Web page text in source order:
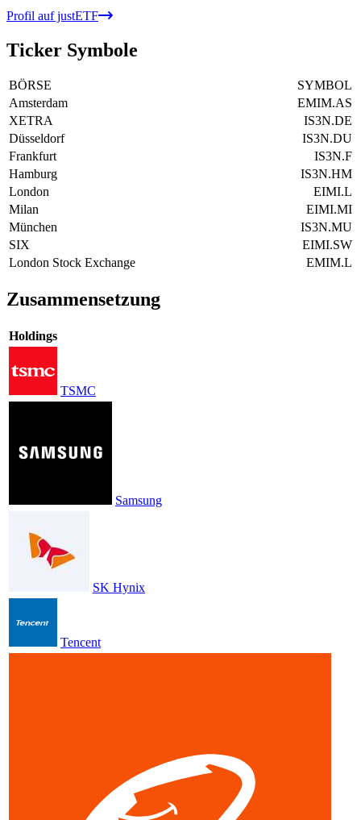
Profil auf justETF
Ticker Symbole
BÖRSE
SYMBOL
Amsterdam
EMIM.AS
XETRA
IS3N.DE
Düsseldorf
IS3N.DU
Frankfurt
IS3N.F
Hamburg
IS3N.HM
London
EIMI.L
Milan
EIMI.MI
München
IS3N.MU
SIX
EIMI.SW
London Stock Exchange
EMIM.L
Zusammensetzung
Holdings
TSMC
Samsung
SK Hynix
Tencent